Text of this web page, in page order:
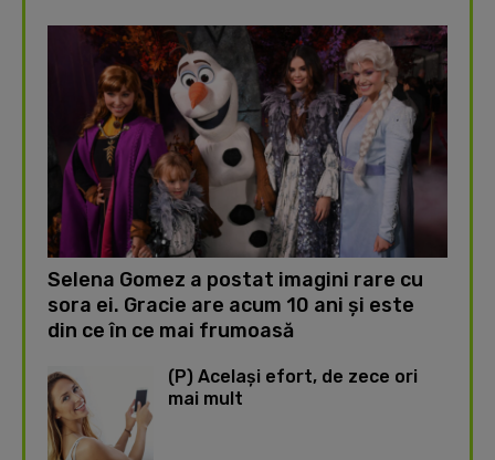
Selena Gomez a postat imagini rare cu
sora ei. Gracie are acum 10 ani și este
din ce în ce mai frumoasă
(P) Același efort, de zece ori
mai mult